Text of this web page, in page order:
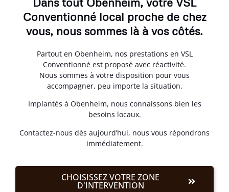
Conventionné local proche de chez
vous, nous sommes là à vos côtés.
Partout en Obenheim, nos prestations en VSL
Conventionné est proposé avec réactivité.
Nous sommes à votre disposition pour vous
accompagner, peu importe la situation.
Implantés à Obenheim, nous connaissons bien les
besoins locaux.
Contactez-nous dès aujourd’hui, nous vous répondrons
immédiatement.
CHOISISSEZ VOTRE ZONE
D'INTERVENTION